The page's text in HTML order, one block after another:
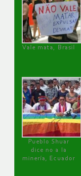
Vale mata, Brasil
Pueblo Shuar
dice no a la
minería, Ecuador